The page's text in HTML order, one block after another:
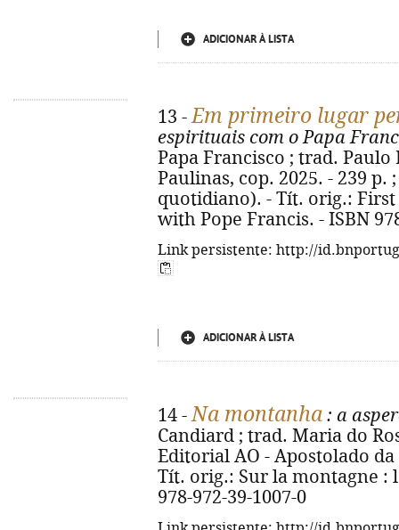
ADICIONAR À LISTA
13 -Em primeiro lugar
espirituais com o Papa
Papa Francisco ; trad. Paulo
Paulinas, cop. 2025. - 239 p.
quotidiano). - Tít. orig.:
with Pope Francis. - ISBN
Link persistente: http://
ADICIONAR À LISTA
14 -Na montanha : a
Candiard ; trad. Maria do
Editorial AO - Apostolado da
Tít. orig.: Sur la montagne :
978-972-39-1007-0